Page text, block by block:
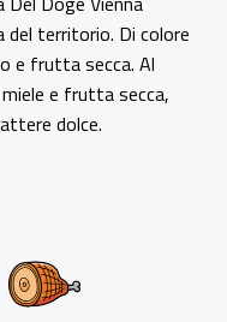
del territorio. Di colore
e frutta secca. Al
e frutta secca,
dolce.